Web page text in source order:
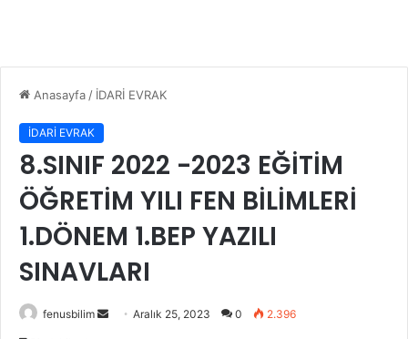
Anasayfa / İDARİ EVRAK
İDARİ EVRAK
8.SINIF 2022 -2023 EĞİTİM
ÖĞRETİM YILI FEN BİLİMLERİ
1.DÖNEM 1.BEP YAZILI
SINAVLARI
fenusbilim
Bir
Aralık 25, 2023 0 2.396